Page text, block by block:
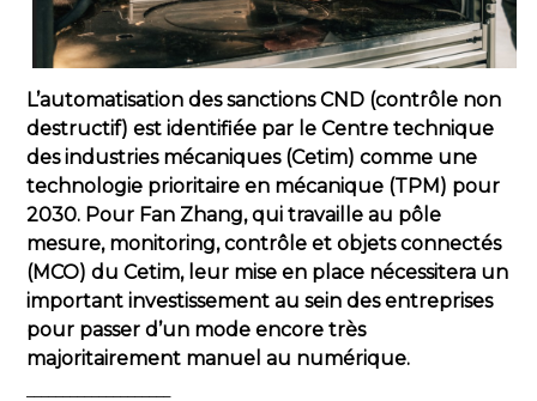
L’automatisation des sanctions CND (contrôle non
destructif) est identifiée par le Centre technique
des industries mécaniques (Cetim) comme une
technologie prioritaire en mécanique (TPM) pour
2030. Pour Fan Zhang, qui travaille au pôle
mesure, monitoring, contrôle et objets connectés
(MCO) du Cetim, leur mise en place nécessitera un
important investissement au sein des entreprises
pour passer d’un mode encore très
majoritairement manuel au numérique.